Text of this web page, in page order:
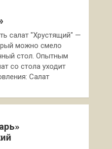
салат "Хрустящий" —
можно смело
стол. Опытным
со стола уходит
Салат